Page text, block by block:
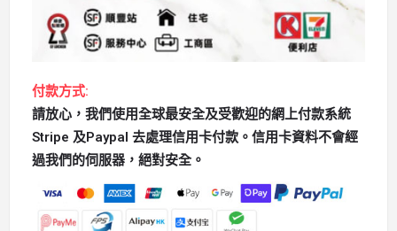
付款方式:
請放心，我們使用全球最安全及受歡迎的網上付款系統
Stripe 及Paypal 去處理信用卡付款。信用卡資料不會經
過我們的伺服器，絕對安全。